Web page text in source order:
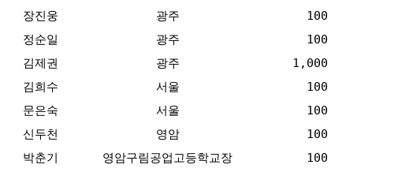
장진웅
광주 100
정순일
광주 100
김제권
광주 1,000
김희수
서울 100
문은숙
서울 100
신두천
영암 100
박춘기
영암구림공업고등학교장 100